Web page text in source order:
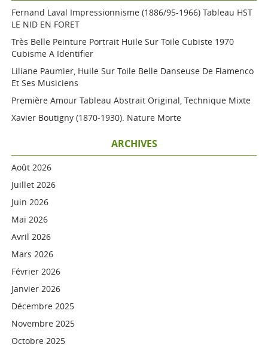
Fernand Laval Impressionnisme (1886/95-1966) Tableau HST
LE NID EN FORET
Très Belle Peinture Portrait Huile Sur Toile Cubiste 1970
Cubisme A Identifier
Liliane Paumier, Huile Sur Toile Belle Danseuse De Flamenco
Et Ses Musiciens
Première Amour Tableau Abstrait Original, Technique Mixte
Xavier Boutigny (1870-1930). Nature Morte
ARCHIVES
Août 2026
Juillet 2026
Juin 2026
Mai 2026
Avril 2026
Mars 2026
Février 2026
Janvier 2026
Décembre 2025
Novembre 2025
Octobre 2025